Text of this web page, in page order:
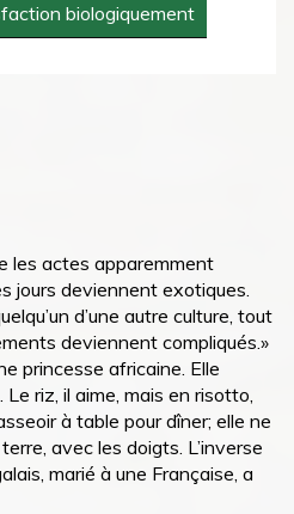
biologiquement
les actes apparemment
jours deviennent exotiques.
d’une autre culture, tout
deviennent compliqués.»
princesse africaine. Elle
riz, il aime, mais en risotto,
à table pour dîner; elle ne
avec les doigts. L’inverse
marié à une Française, a